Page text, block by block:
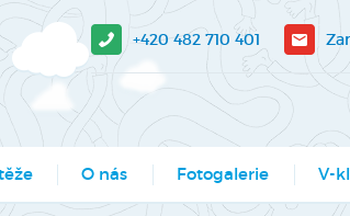
+420 482 710 401
O nás Fotogalerie V-